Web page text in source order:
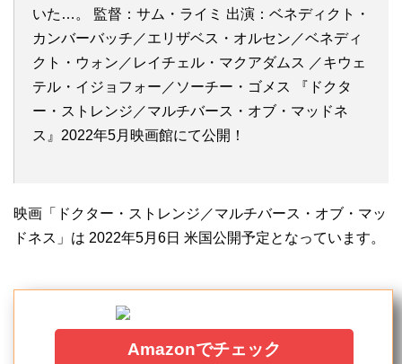
いた…。 監督：サム・ライミ 出演：ベネディクト・
カンバーバッチ／エリザベス・オルセン／ベネディ
クト・ウォン／レイチェル・マクアダムス ／キウェ
テル・イジョフォー／ソーチー・ゴメス 『ドクタ
ー・ストレンジ／マルチバース・オブ・マッドネ
ス』2022年5月映画館にて公開！
映画「ドクター・ストレンジ／マルチバース・オブ・マッ
ドネス」は 2022年5月6日 米国公開予定となっています。
Amazonでチェック